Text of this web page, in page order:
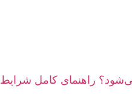
می‌شود؟ راهنمای کامل